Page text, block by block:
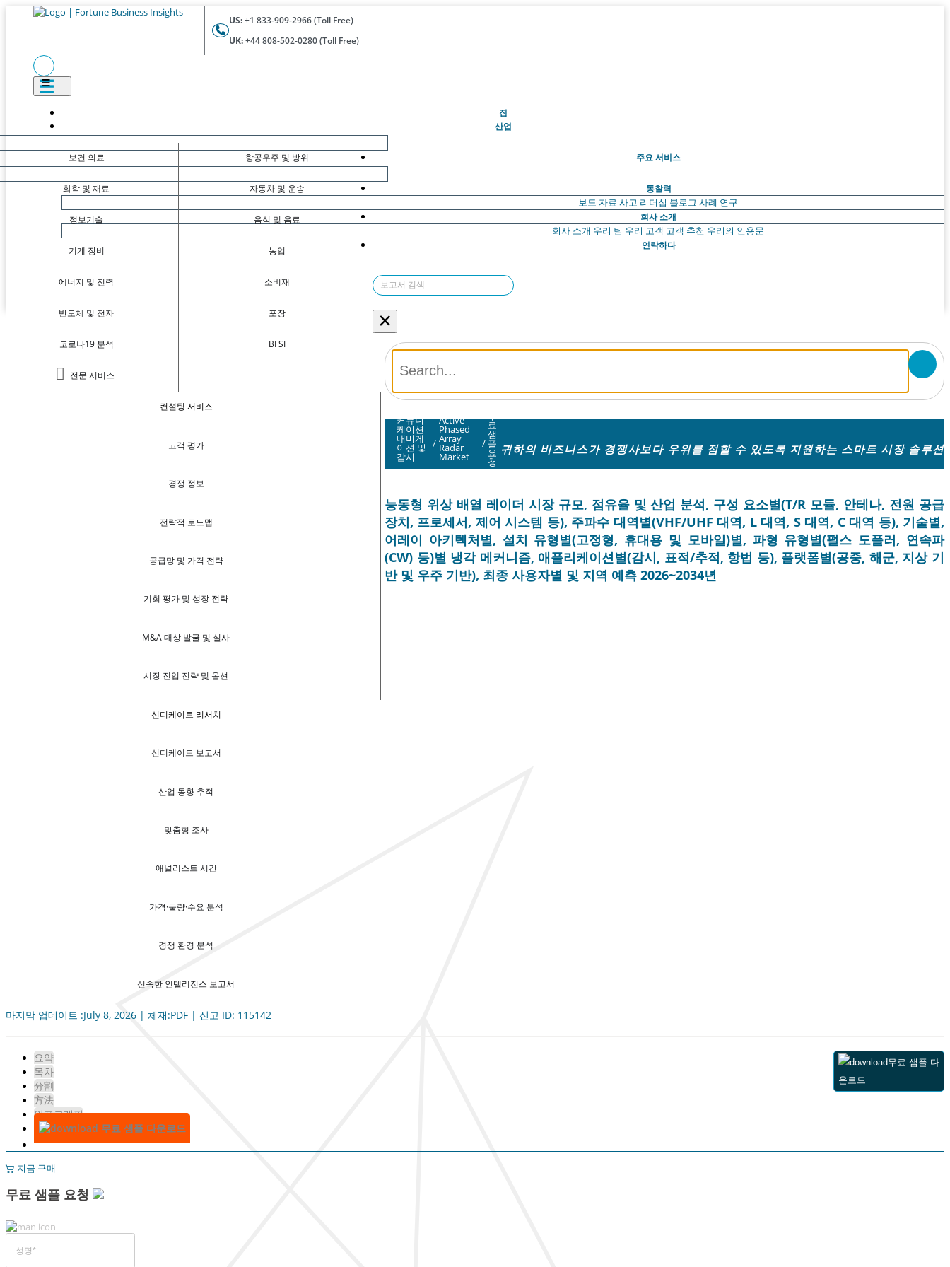
US:+1 833-909-2966 (Toll Free)
UK:+44 808-502-0280 (Toll Free)
집(현재의)
산업
보건 의료
화학 및 재료
정보기술
기계 장비
에너지 및 전력
반도체 및 전자
코로나19 분석
전문 서비스
항공우주 및 방위
자동차 및 운송
음식 및 음료
농업
소비재
포장
BFSI
주요 서비스
컨설팅 서비스
고객 평가
경쟁 정보
전략적 로드맵
공급망 및 가격 전략
기회 평가 및 성장 전략
M&A 대상 발굴 및 실사
시장 진입 전략 및 옵션
신디케이트 리서치
신디케이트 보고서
산업 동향 추적
맞춤형 조사
애널리스트 시간
가격·물량·수요 분석
경쟁 환경 분석
신속한 인텔리전스 보고서
통찰력
보도 자료 사고 리더십 블로그 사례 연구
회사 소개
회사 소개 우리 팀 우리 고객 고객 추천 우리의 인용문
연락하다
×
커뮤니
케이션
내비게
이션 및
감시
/
Active
Phased
Array
Radar
Market
/
무
료
샘
플
요
청
귀하의 비즈니스가 경쟁사보다 우위를 점할 수 있도록 지원하는 스마트 시장 솔루션
능동형 위상 배열 레이더 시장 규모, 점유율 및 산업 분석, 구성 요소별(T/R 모듈, 안테나, 전원 공급
장치, 프로세서, 제어 시스템 등), 주파수 대역별(VHF/UHF 대역, L 대역, S 대역, C 대역 등), 기술별,
어레이 아키텍처별, 설치 유형별(고정형, 휴대용 및 모바일)별, 파형 유형별(펄스 도플러, 연속파
(CW) 등)별 냉각 메커니즘, 애플리케이션별(감시, 표적/추적, 항법 등), 플랫폼별(공중, 해군, 지상 기
반 및 우주 기반), 최종 사용자별 및 지역 예측 2026~2034년
마지막 업데이트 :July 8, 2026 | 체재:PDF | 신고 ID: 115142
요약
목차
分割
方法
인포그래픽
무료 샘플 다운로드
무료 샘플 다
운로드
지금 구매
무료 샘플 요청